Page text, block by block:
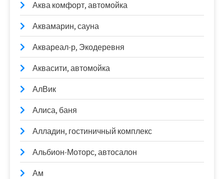
Аква комфорт, автомойка
Аквамарин, сауна
Аквареал-р, Экодеревня
Аквасити, автомойка
АлВик
Алиса, баня
Алладин, гостиничный комплекс
Альбион-Моторс, автосалон
Ам